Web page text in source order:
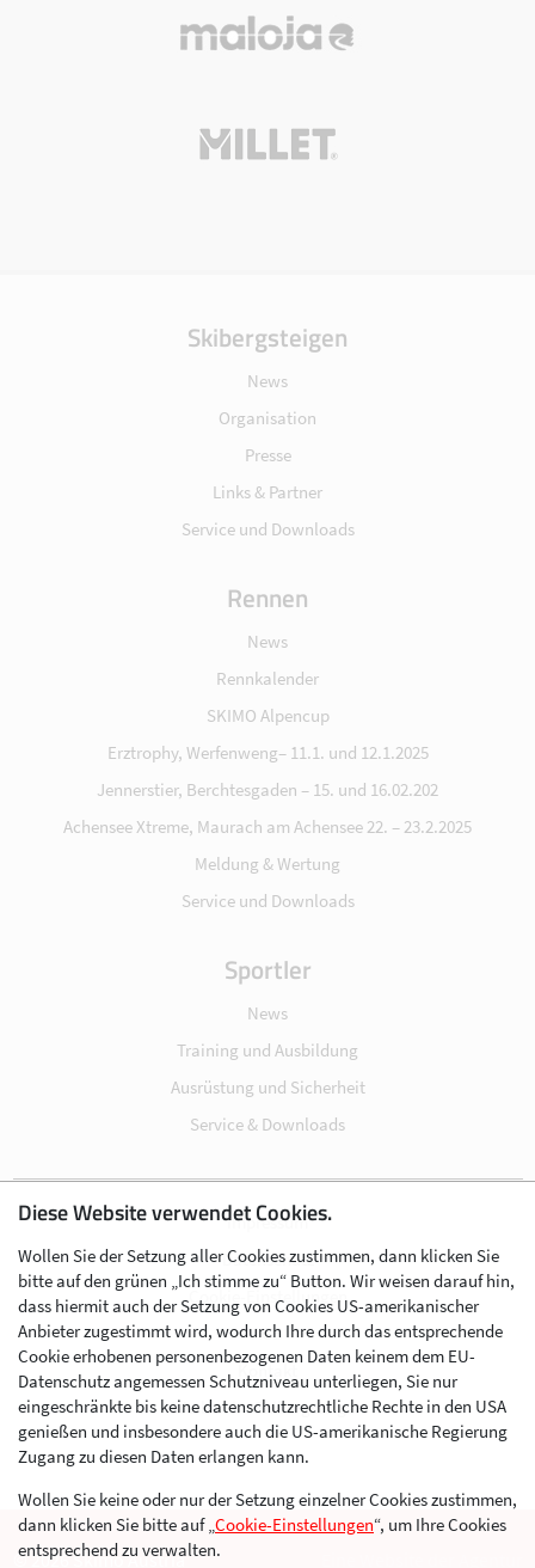
Skibergsteigen
News
Organisation
Presse
Links & Partner
Service und Downloads
Rennen
News
Rennkalender
SKIMO Alpencup
Erztrophy, Werfenweng– 11.1. und 12.1.2025
Jennerstier, Berchtesgaden – 15. und 16.02.202
Achensee Xtreme, Maurach am Achensee 22. – 23.2.2025
Meldung & Wertung
Service und Downloads
Sportler
News
Training und Ausbildung
Ausrüstung und Sicherheit
Service & Downloads
Impressum
Datenschutz
Cookie-Einstellungen
AGB
Kontakt
Werben im Skibergsteigen
© 2026 Skimo Austria
Diese Website verwendet Cookies.
Wollen Sie der Setzung aller Cookies zustimmen, dann klicken Sie
bitte auf den grünen „Ich stimme zu“ Button. Wir weisen darauf hin,
dass hiermit auch der Setzung von Cookies US-amerikanischer
Anbieter zugestimmt wird, wodurch Ihre durch das entsprechende
Cookie erhobenen personenbezogenen Daten keinem dem EU-
Datenschutz angemessen Schutzniveau unterliegen, Sie nur
eingeschränkte bis keine datenschutzrechtliche Rechte in den USA
genießen und insbesondere auch die US-amerikanische Regierung
Zugang zu diesen Daten erlangen kann.
Wollen Sie keine oder nur der Setzung einzelner Cookies zustimmen,
dann klicken Sie bitte auf „Cookie-Einstellungen“, um Ihre Cookies
entsprechend zu verwalten.